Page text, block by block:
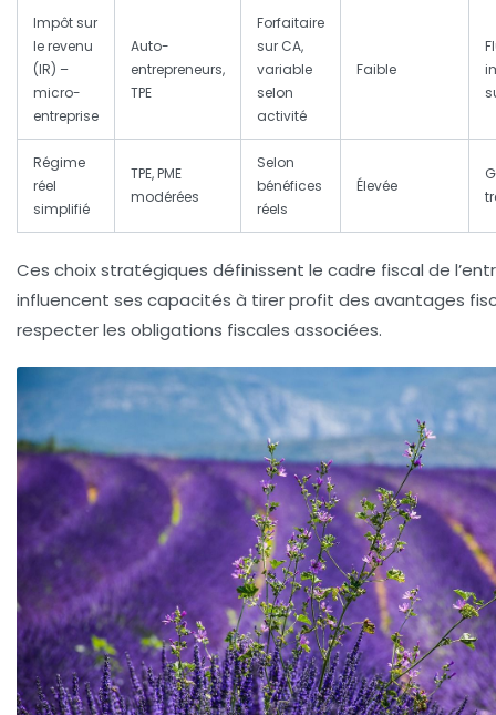
Impôt sur
le revenu
(IR) –
micro-
entreprise
Auto-
entrepreneurs,
TPE
Forfaitaire
sur CA,
variable
selon
activité
Faible
Régime
réel
simplifié
TPE, PME
modérées
Selon
bénéfices
réels
Élevée
Ces choix stratégiques définissent le cadre fiscal de
influencent ses capacités à tirer profit des avantages
respecter les obligations fiscales associées.